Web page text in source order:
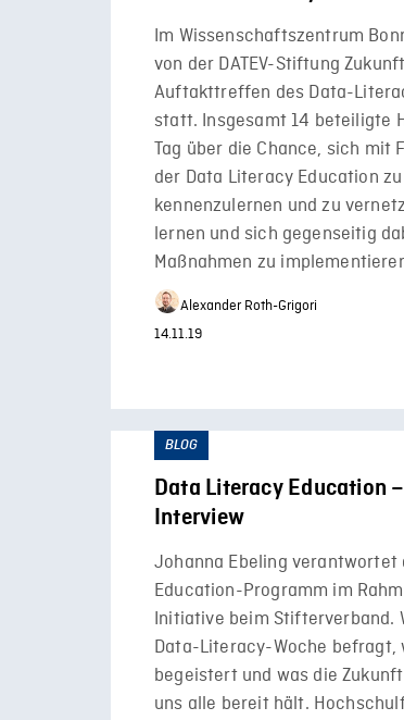
Im Wissenschaftszentrum
von der DATEV-Stiftung
Auftakttreffen des Data-
statt. Insgesamt 14 beteiligte
Tag über die Chance, sich mit
der Data Literacy Education
kennenzulernen und zu
lernen und sich gegenseitig
Maßnahmen zu
Alexander Roth-Grigori
14.11.19
BLOG
Data Literacy Education
Interview
Johanna Ebeling
Education-Programm im
Initiative beim Stifterverband.
Data-Literacy-Woche befragt,
begeistert und was die
uns alle bereit hält.